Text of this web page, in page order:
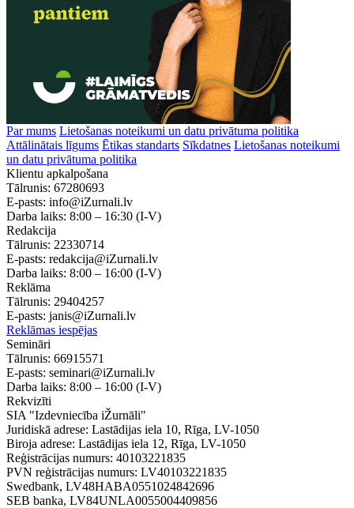
Par mums Lietošanas noteikumi un datu privātuma politika
Attālinātais līgums Ētikas standarts Sīkdatnes Lietošanas noteikumi
un datu privātuma politika
Klientu apkalpošana
Tālrunis: 67280693
E-pasts: info@iZurnali.lv
Darba laiks: 8:00 – 16:30 (I-V)
Redakcija
Tālrunis: 22330714
E-pasts: redakcija@iZurnali.lv
Darba laiks: 8:00 – 16:00 (I-V)
Reklāma
Tālrunis: 29404257
E-pasts: janis@iZurnali.lv
Reklāmas iespējas
Semināri
Tālrunis: 66915571
E-pasts: seminari@iZurnali.lv
Darba laiks: 8:00 – 16:00 (I-V)
Rekvizīti
SIA "Izdevniecība iŽurnāli"
Juridiskā adrese: Lastādijas iela 10, Rīga, LV-1050
Biroja adrese: Lastādijas iela 12, Rīga, LV-1050
Reģistrācijas numurs: 40103221835
PVN reģistrācijas numurs: LV40103221835
Swedbank, LV48HABA0551024842696
SEB banka, LV84UNLA0055004409856